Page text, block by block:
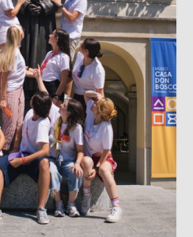
BIOMÉTRICOS: NUESTRA
EN JUEGO
jugamos con la inteligencia
nuestra imagen para generar
en el fondo estamos
parte de nuestra identidad. El
no es un simple pasatiempo
cara es una seña de